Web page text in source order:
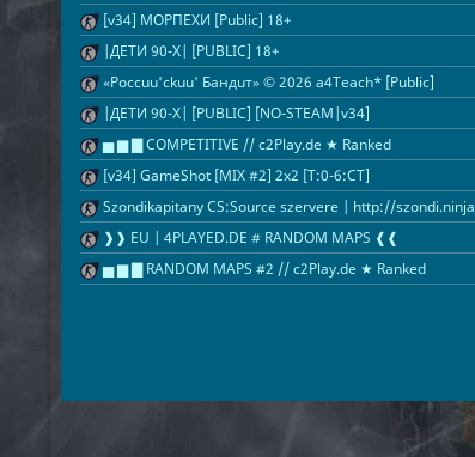
[v34] МОРПЕХИ [Public] 18+
|ДЕТИ 90-X| [PUBLIC] 18+
«Россuu'ckuu' Бандuт» © 2026 a4Teach* [Public]
|ДЕТИ 90-Х| [PUBLIC] [NO-STEAM|v34]
▅ ▆ ▇ COMPETITIVE // c2Play.de ★ Ranked
[v34] GameShot [MIX #2] 2x2 [T:0-6:CT]
Szondikapitany CS:Source szervere | http://szondi.ninja
❱❱ EU | 4PLAYED.DE # RANDOM MAPS ❰❰
▅ ▆ ▇ RANDOM MAPS #2 // c2Play.de ★ Ranked